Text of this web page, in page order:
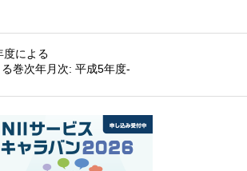
度による
巻次年月次: 平成5年度-